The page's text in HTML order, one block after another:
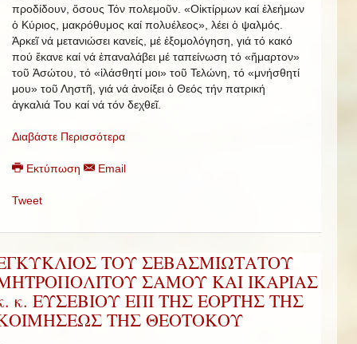
προδίδουν, ὅσους Τόν πολεμοῦν. «Οἰκτίρμων καί ἐλεήμων
ὁ Κύριος, μακρόθυμος καί πολυέλεος», λέει ὁ ψαλμός.
Ἀρκεῖ νά μετανιώσει κανείς, μέ ἐξομολόγηση, γιά τό κακό
πού ἔκανε καί νά ἐπαναλάβει μέ ταπείνωση τό «ἥμαρτον»
τοῦ Ἀσώτου, τό «ἱλάσθητί μοι» τοῦ Τελώνη, τό «μνήσθητί
μου» τοῦ Ληστῆ, γιά νά ἀνοίξει ὁ Θεός τήν πατρική
ἀγκαλιά Του καί νά τόν δεχθεῖ.
Διαβάστε Περισσότερα
Εκτύπωση Email
Tweet
ΤΟΥ ΣΕΒΑΣΜΙΩΤΑΤΟΥ
ΣΑΜΟΥ ΚΑΙ ΙΚΑΡΙΑΣ
κ. ΕΥΣΕΒΙΟΥ ΕΠΙ ΤΗΣ ΕΟΡΤΗΣ ΤΗΣ
ΤΗΣ ΘΕΟΤΟΚΟΥ